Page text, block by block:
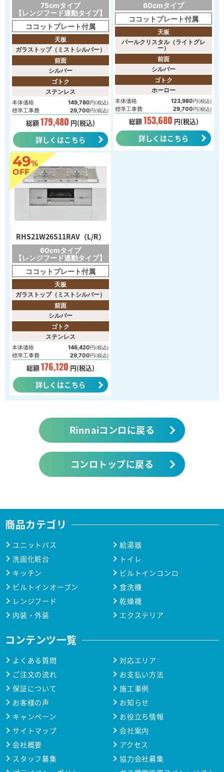
75cmタイプ
【レンジフード連動タイプ】
ココットプレート付属
天板
ガラストップ（ミストシルバー）
前面
シルバー
ゴトク
ステンレス
本体価格 149,780円(税込)
標準工事費 29,700円(税込)
総額179,480 円(税込)
詳しくはこちら
60cmタイプ
ココットプレート付属
天板
パールクリスタル（ライトグレ
ー）
前面
シルバー
ゴトク
ホーロー
本体価格 123,980円(税込)
標準工事費 29,700円(税込)
総額153,680 円(税込)
詳しくはこちら
49%
OFF
RHS21W26S11RAV（L/R）
60cmタイプ
【レンジフード連動タイプ】
ココットプレート付属
天板
ガラストップ（ミストシルバー）
前面
シルバー
ゴトク
ステンレス
本体価格 146,420円(税込)
標準工事費 29,700円(税込)
総額176,120 円(税込)
詳しくはこちら
Rinnaiコンロに戻る
コンロトップに戻る
商品カテゴリ
ユニットバス
給湯器
洗面化粧台
トイレ
キッチン
ビルトインコンロ
ビルトインオーブン
食洗機
レンジフード
乾燥機
内装・外装
エクステリア
コンテンツ一覧
よくある質問
対応エリア
ご注文の流れ
お支払い方法
保証について
施工事例
お客様の声
お知らせ
キャンペーン
お役立ち情報
サイトマップ
会社案内
会社概要
アクセス
スタッフ募集
協力会社募集